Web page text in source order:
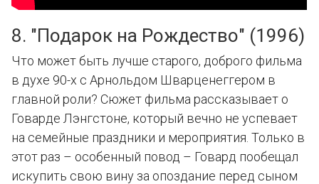
8. "Подарок на Рождество" (1996)
Что может быть лучше старого, доброго фильма
в духе 90-х с Арнольдом Шварценеггером в
главной роли? Сюжет фильма рассказывает о
Говарде Лэнгстоне, который вечно не успевает
на семейные праздники и мероприятия. Только в
этот раз – особенный повод – Говард пообещал
искупить свою вину за опоздание перед сыном